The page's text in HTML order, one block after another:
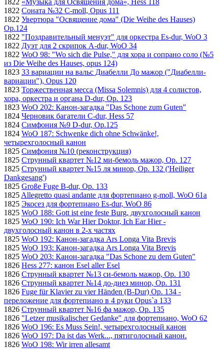
1822 Соната №32 C-moll, Opus 111
1822 Увертюра "Освящение дома" (Die Weihe des Hauses)
Op.124
1822 "Поздравительный менуэт" для оркестра Es-dur, WoO 3
1822 Дуэт для 2 скрипок A-dur, WoO 34
1822 WoO 98: "Wo sich die Pulse," для хора и сопрано соло (№5
из Die Weihe des Hauses, opus 124)
1823 33 вариации на вальс Диабелли До мажор ("Диабелли-
вариации"), Opus 120
1823 Торжественная месса (Missa Solemnis) для 4 солистов,
хора, оркестра и органа D-dur, Op. 123
1823 WoO 202: Канон-загадка "Das Schone zum Guten"
1824 Черновик багатели C-dur, Hess 57
1824 Симфония №9 D-dur, Op.125
1824 WoO 187: Schwenke dich ohne Schwänke!,
четырехголосный канон
1825 Симфония №10 (реконструкция)
1825 Струнный квартет №12 ми-бемоль мажор, Op. 127
1825 Струнный квартет №15 ля минор, Op. 132 ('Heiliger
Dankgesang')
1825 Große Fuge B-dur, Op. 133
1825 Allegretto quasi andante для фортепиано g-moll, WoO 61a
1825 Экосез для фортепиано Es-dur, WoO 86
1825 WoO 188: Gott ist eine feste Burg, двухголосный канон
1825 WoO 190: Ich War Hier Doktor, Ich Ear Hier -
двухголосный канон в 2-х частях
1825 WoO 192: Канон-загадка Ars Longa Vita Brevis
1825 WoO 193: Канон-загадка Ars Longa Vita Brevis
1825 WoO 203: Канон-загадка "Das Schone zu dem Guten"
1826 Hess 277: канон Esel aller Esel
1826 Струнный квартет №13 си-бемоль мажор, Op. 130
1826 Струнный квартет №14 до-диез минор, Op. 131
1826 Fuge für Klavier zu vier Händen (B-Dur) Op. 134 -
переложение для фортепиано в 4 руки Opus`а 133
1826 Струнный квартет №16 фа мажор, Op. 135
1826 "Letzer musikalischer Gedanke" для фортепиано, WoO 62
1826 WoO 196: Es Muss Sein!, четырехголосный канон
1826 WoO 197: Da ist das Werk..., пятиголосный канон.
1826 WoO 198: Wir irren allesamt